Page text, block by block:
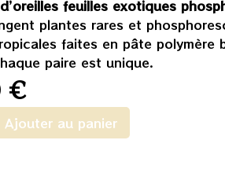
feuilles exotiques
plantes rares et
faites en pâte polymère
paire est unique.
€
Ajouter au panier